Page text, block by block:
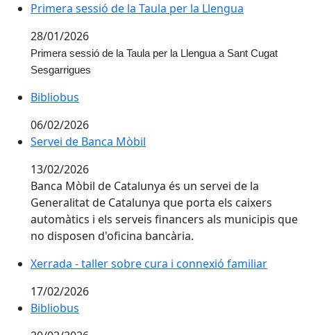
Primera sessió de la Taula per la Llengua
28/01/2026
Primera sessió de la Taula per la Llengua a Sant Cugat
Sesgarrigues
Bibliobus
06/02/2026
Servei de Banca Mòbil
13/02/2026
Banca Mòbil de Catalunya és un servei de la
Generalitat de Catalunya que porta els caixers
automàtics i els serveis financers als municipis que
no disposen d'oficina bancària.
Xerrada - taller sobre cura i connexió familiar
Xerrada - taller sobre cura i connexió familiar
17/02/2026
Bibliobus